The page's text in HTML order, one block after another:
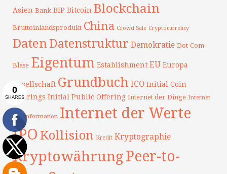
Asien Bank BIP Bitcoin Blockchain
Bruttoinlandsprodukt China Crowd Sale Cryptocurrency
DatenDatenstruktur Demokratie Dot-Com-
Blase Eigentum Establishment EU Europa
Gesellschaft Grundbuch ICO Initial Coin
Offerings Initial Public Offering Internet der Dinge Internet
der Information Internet der Werte
IPO Kollision Kredit Kryptographie
KryptowährungPeer-to-